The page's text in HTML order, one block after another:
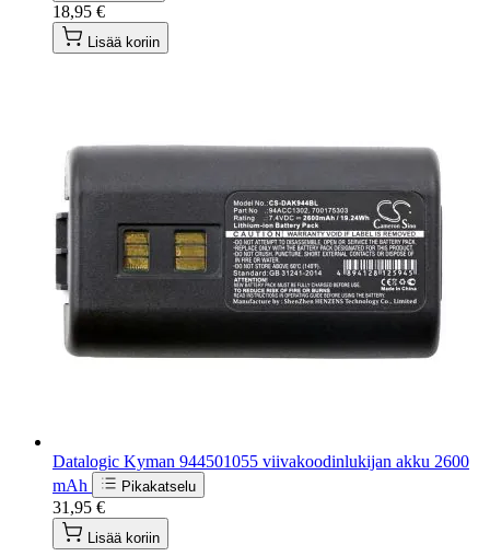
18,95 €
Lisää koriin
Datalogic Kyman 944501055 viivakoodinlukijan akku 2600
mAh
Pikakatselu
31,95 €
Lisää koriin